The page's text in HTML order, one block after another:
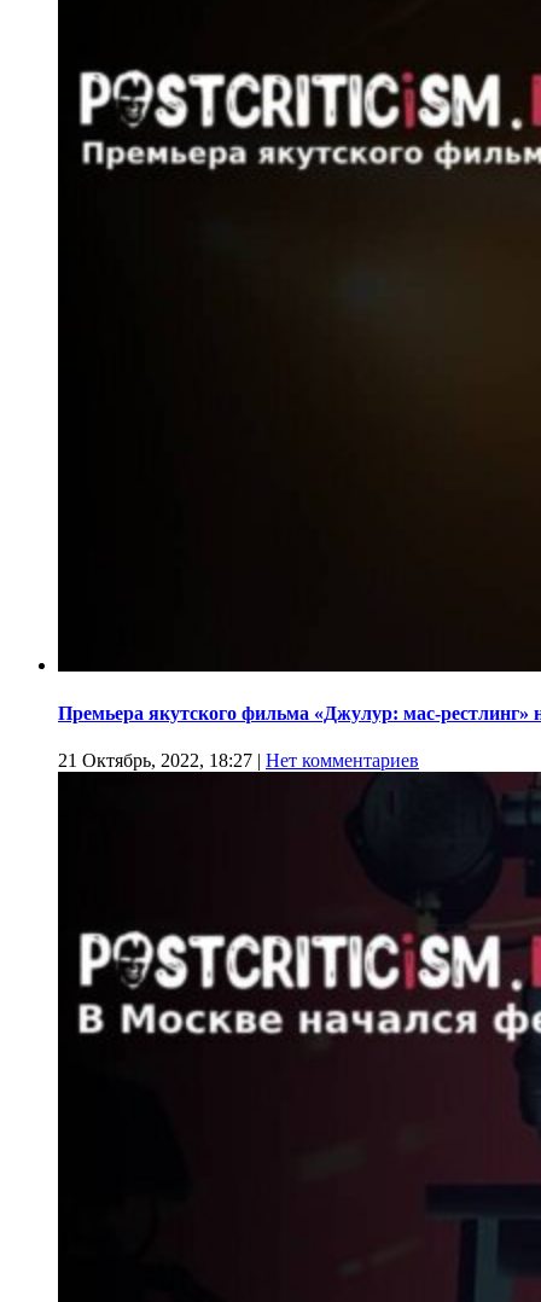
Премьера якутского фильма «Джулур: мас-рестлинг»
21 Октябрь, 2022, 18:27 | Нет комментариев